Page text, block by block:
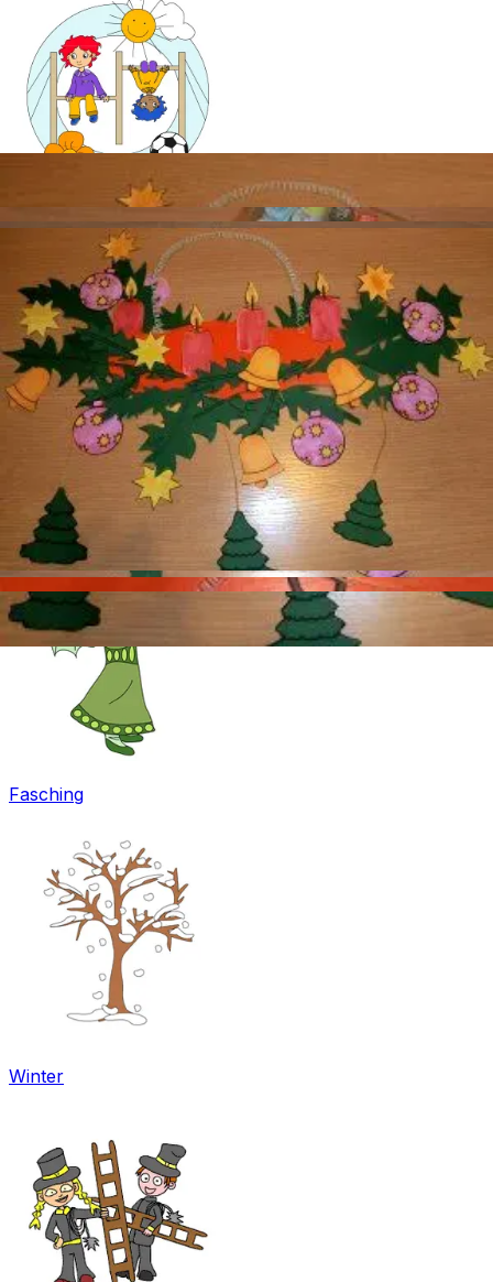
Mandala für Kinder
Ostern
Fasching
Winter